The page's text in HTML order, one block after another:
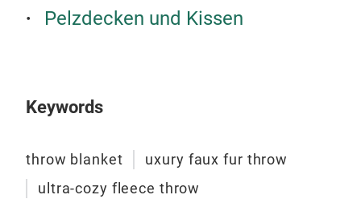
Pelzdecken und Kissen
Keywords
throw blanket
uxury faux fur throw
ultra-cozy fleece throw